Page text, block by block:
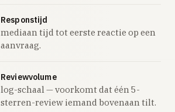
Responstijd
mediaan tijd tot eerste reactie op een
aanvraag.
Reviewvolume
log-schaal — voorkomt dat één 5-
sterren-review iemand bovenaan tilt.